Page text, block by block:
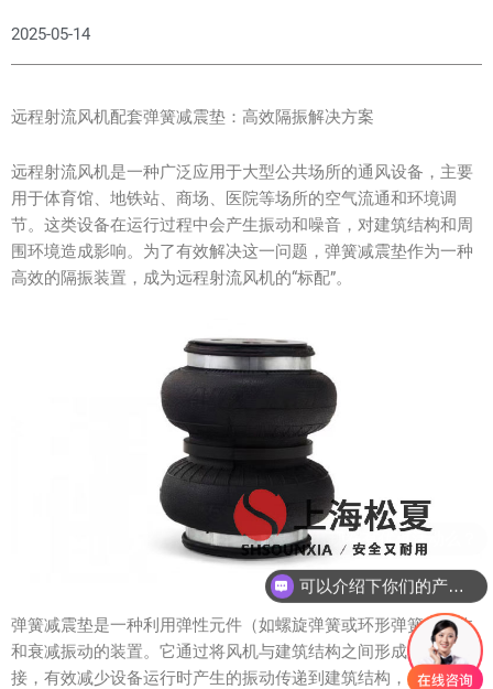
2025-05-14
远程射流风机配套弹簧减震垫：高效隔振解决方案
远程射流风机是一种广泛应用于大型公共场所的通风设备，主要
用于体育馆、地铁站、商场、医院等场所的空气流通和环境调
节。这类设备在运行过程中会产生振动和噪音，对建筑结构和周
围环境造成影响。为了有效解决这一问题，弹簧减震垫作为一种
高效的隔振装置，成为远程射流风机的“标配”。
弹簧减震垫是一种利用弹性元件（如螺旋弹簧或环形弹簧）吸收
和衰减振动的装置。它通过将风机与建筑结构之间形成柔性连
接，有效减少设备运行时产生的振动传递到建筑结构，从而降低
可以介绍下你们的产品么？